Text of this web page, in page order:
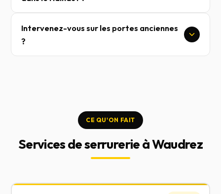
Intervenez-vous sur les portes anciennes
?
CE QU'ON FAIT
Services de serrurerie à Waudrez